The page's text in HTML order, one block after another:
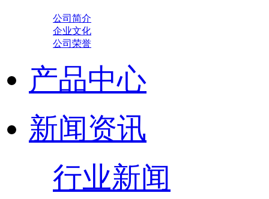
公司简介
企业文化
公司荣誉
产品中心
新闻资讯
行业新闻